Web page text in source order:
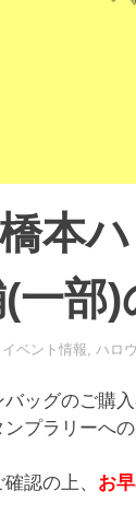
本
一部)
管理者
イベント情報 ハロ
ッグのご購
プラリーへ
認の上、 お